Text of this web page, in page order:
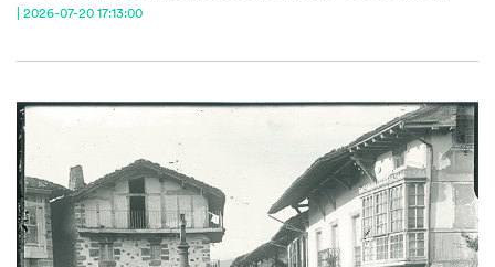
| 2026-07-20 17:13:00